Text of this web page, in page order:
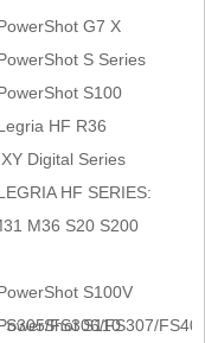
G7 X
S Series
S100
HF R36
Digital Series
HF SERIES:
M36 S20 S200
FS306/FS307/
S100V
S110